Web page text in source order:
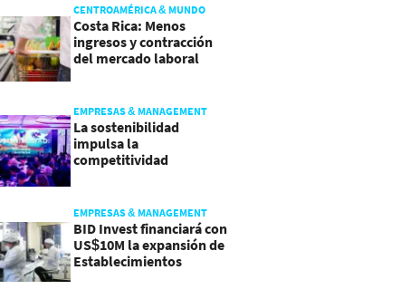
CENTROAMÉRICA & MUNDO
Costa Rica: Menos
ingresos y contracción
del mercado laboral
EMPRESAS & MANAGEMENT
La sostenibilidad
impulsa la
competitividad
EMPRESAS & MANAGEMENT
BID Invest financiará con
US$10M la expansión de
Establecimientos